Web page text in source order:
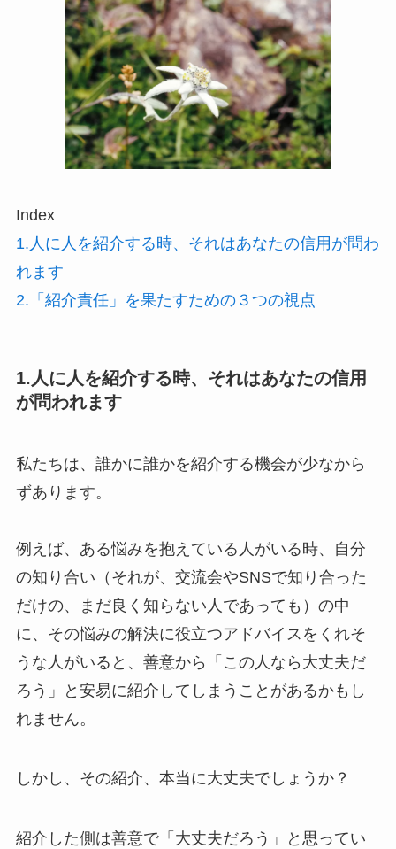
Index
1.人に人を紹介する時、それはあなたの信用が問わ
れます
2.「紹介責任」を果たすための３つの視点
1.人に人を紹介する時、それはあなたの信用
が問われます
私たちは、誰かに誰かを紹介する機会が少なから
ずあります。
例えば、ある悩みを抱えている人がいる時、自分
の知り合い（それが、交流会やSNSで知り合った
だけの、まだ良く知らない人であっても）の中
に、その悩みの解決に役立つアドバイスをくれそ
うな人がいると、善意から「この人なら大丈夫だ
ろう」と安易に紹介してしまうことがあるかもし
れません。
しかし、その紹介、本当に大丈夫でしょうか？
紹介した側は善意で「大丈夫だろう」と思ってい